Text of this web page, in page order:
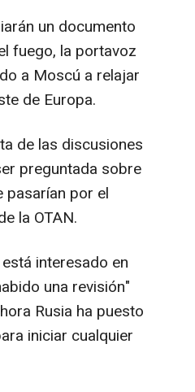
un documento
fuego, la portavoz
a Moscú a relajar
de Europa.
de las discusiones
preguntada sobre
pasarían por el
la OTAN.
interesado en
una revisión"
Rusia ha puesto
iniciar cualquier